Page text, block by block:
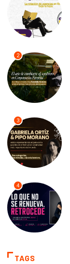
2
3
4
TAGS